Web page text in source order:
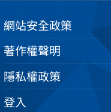
網站安全政策
著作權聲明
隱私權政策
登入